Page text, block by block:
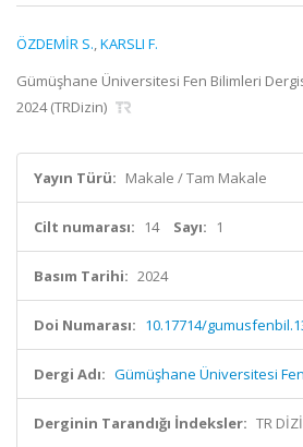
ÖZDEMİR S.,KARSLI F.
Gümüşhane Üniversitesi Fen Bilimleri
2024 (TRDizin)
Yayın Türü: Makale / Tam Makale
Cilt numarası: 14 Sayı: 1
Basım Tarihi: 2024
Doi Numarası: 10.17714/
Dergi Adı: Gümüşhane Üniversitesi
Derginin Tarandığı İndeksler: TR